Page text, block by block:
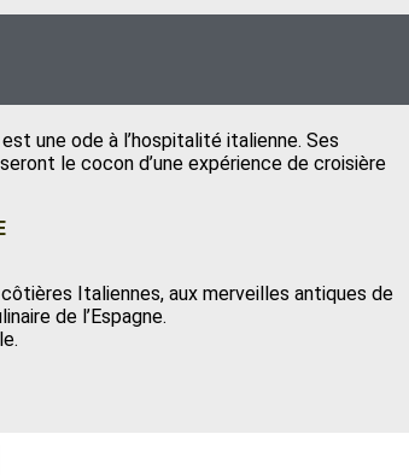
une ode à l’hospitalité italienne. Ses
le cocon d’une expérience de croisière
Italiennes, aux merveilles antiques de
de l’Espagne.